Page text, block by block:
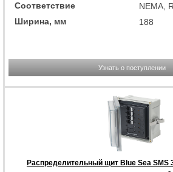
Соответствие
NEMA,
Ширина, мм
188
Узнать о поступлении
Распределительный щит Blue Sea SMS